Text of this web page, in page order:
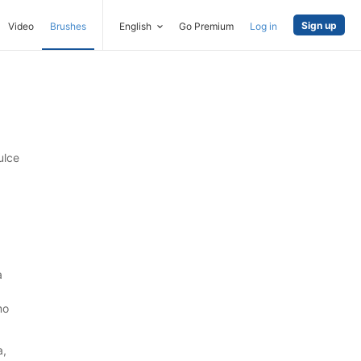
Video Brushes English Go Premium Log in Sign up